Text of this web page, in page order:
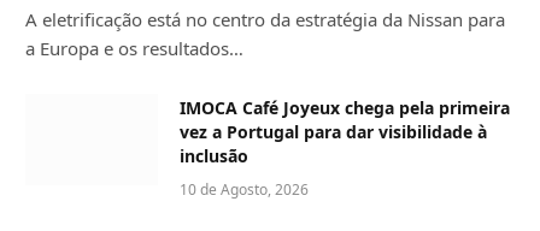
A eletrificação está no centro da estratégia da Nissan para
a Europa e os resultados…
IMOCA Café Joyeux chega pela primeira
vez a Portugal para dar visibilidade à
inclusão
10 de Agosto, 2026